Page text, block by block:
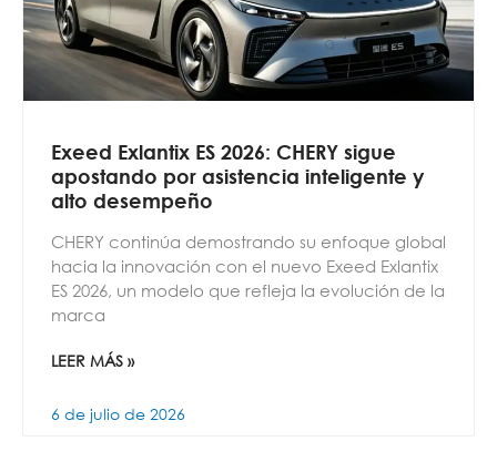
Exeed Exlantix ES 2026: CHERY sigue
apostando por asistencia inteligente y
alto desempeño
CHERY continúa demostrando su enfoque global
hacia la innovación con el nuevo Exeed Exlantix
ES 2026, un modelo que refleja la evolución de la
marca
LEER MÁS »
6 de julio de 2026